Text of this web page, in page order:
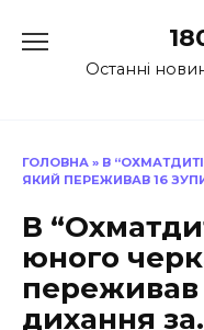
до
Останні
ГОЛОВНА » В
ЯКИЙ ПЕРЕЖИВАВ 16
В
юного
переживав
дихання